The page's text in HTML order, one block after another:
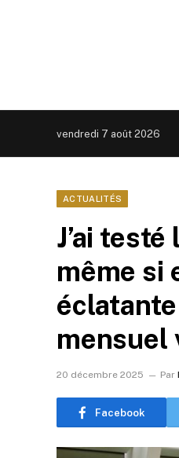
vendredi 7 août 2026
ACTUALITÉS
J’ai
même si
mensuel
20 décembre 2025 Par
Facebook